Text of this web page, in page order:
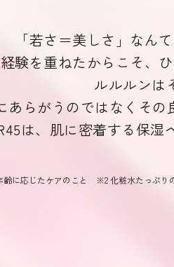
「若さ＝美しさ」なん
経験を重ねたからこそ、
ルルルンは
あらがうのではなく その
は、 肌に密着する保湿
齢に応じたケアのこと ※2 化粧水たっぷり